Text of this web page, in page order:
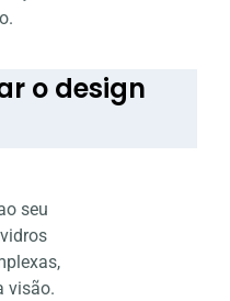
o design
seu
visão.